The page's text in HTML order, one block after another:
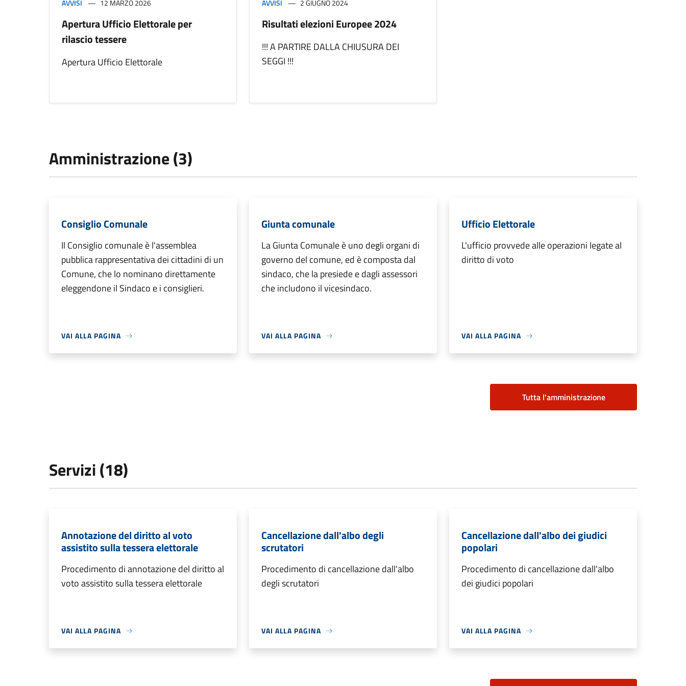
AVVISI 12 MARZO 2026
Apertura Ufficio Elettorale per
rilascio tessere
Apertura Ufficio Elettorale
AVVISI 2 GIUGNO 2024
Risultati elezioni Europee 2024
!!! A PARTIRE DALLA CHIUSURA DEI
SEGGI !!!
Amministrazione (3)
Consiglio Comunale
Il Consiglio comunale è l'assemblea
pubblica rappresentativa dei cittadini di un
Comune, che lo nominano direttamente
eleggendone il Sindaco e i consiglieri.
VAI ALLA PAGINA
Giunta comunale
La Giunta Comunale è uno degli organi di
governo del comune, ed è composta dal
sindaco, che la presiede e dagli assessori
che includono il vicesindaco.
VAI ALLA PAGINA
Ufficio Elettorale
L'ufficio provvede alle operazioni legate al
diritto di voto
VAI ALLA PAGINA
Tutta l'amministrazione
Servizi (18)
Annotazione del diritto al voto
assistito sulla tessera elettorale
Procedimento di annotazione del diritto al
voto assistito sulla tessera elettorale
VAI ALLA PAGINA
Cancellazione dall'albo degli
scrutatori
Procedimento di cancellazione dall'albo
degli scrutatori
VAI ALLA PAGINA
Cancellazione dall'albo dei giudici
popolari
Procedimento di cancellazione dall'albo
dei giudici popolari
VAI ALLA PAGINA